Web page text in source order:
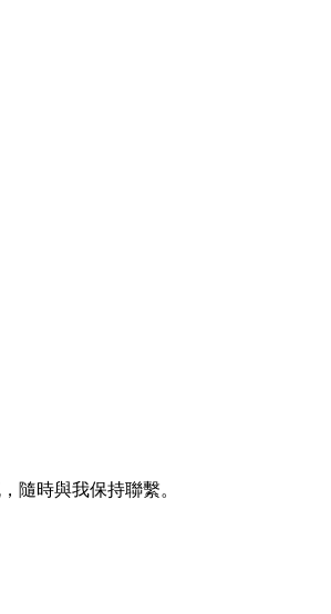
隨時與我保持聯繫。